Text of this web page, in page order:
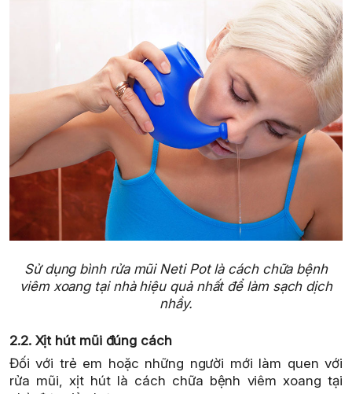
Sử dụng bình rửa mũi Neti Pot là cách chữa bệnh
viêm xoang tại nhà hiệu quả nhất để làm sạch dịch
nhầy.
2.2. Xịt hút mũi đúng cách
Đối với trẻ em hoặc những người mới làm quen với
rửa mũi, xịt hút là cách chữa bệnh viêm xoang tại